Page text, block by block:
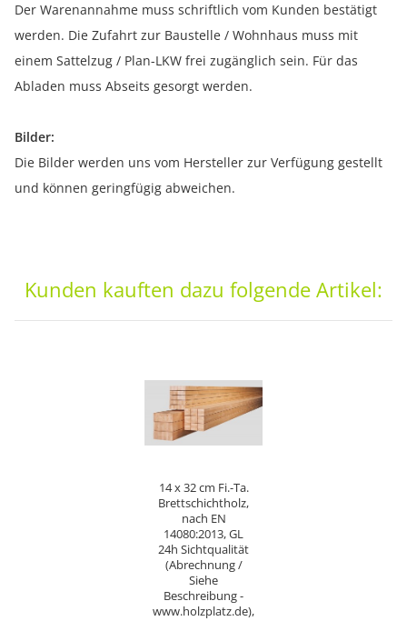
Der Warenannahme muss schriftlich vom Kunden bestätigt
werden. Die Zufahrt zur Baustelle / Wohnhaus muss mit
einem Sattelzug / Plan-LKW frei zugänglich sein. Für das
Abladen muss Abseits gesorgt werden.
Bilder:
Die Bilder werden uns vom Hersteller zur Verfügung gestellt
und können geringfügig abweichen.
Kunden kauften dazu folgende Artikel:
14 x 32 cm Fi.-Ta.
Brettschichtholz,
nach EN
14080:2013, GL
24h Sichtqualität
(Abrechnung /
Siehe
Beschreibung -
www.holzplatz.de),